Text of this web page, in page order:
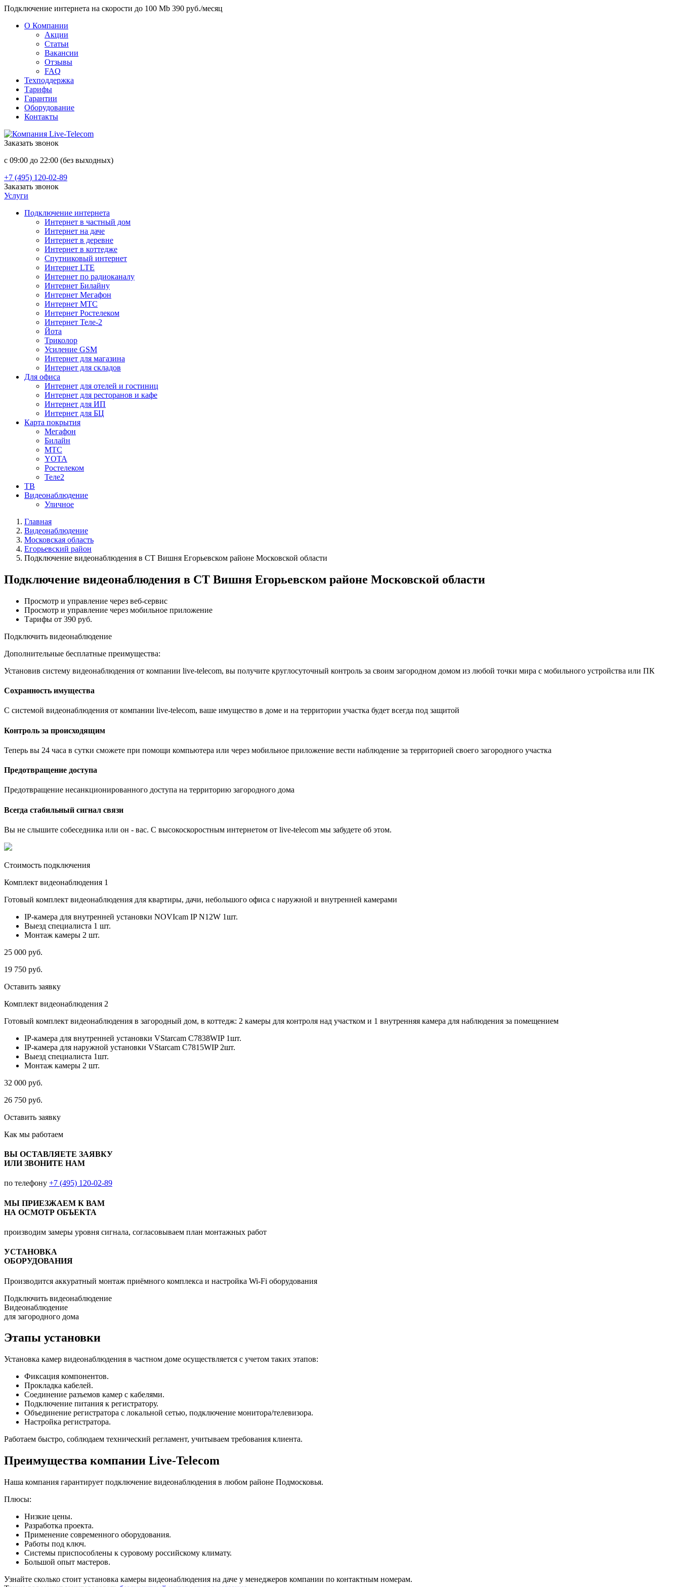
Подключение интернета на скорости до 100 Mb 390 руб./месяц
О Компании
Акции
Статьи
Вакансии
Отзывы
FAQ
Техподдержка
Тарифы
Гарантии
Оборудование
Контакты
Заказать звонок
с 09:00 до 22:00 (без выходных)
+7 (495) 120-02-89
Заказать звонок
Услуги
Подключение интернета
Интернет в частный дом
Интернет на даче
Интернет в деревне
Интернет в коттедже
Спутниковый интернет
Интернет LTE
Интернет по радиоканалу
Интернет Билайну
Интернет Мегафон
Интернет МТС
Интернет Ростелеком
Интернет Теле-2
Йота
Триколор
Усиление GSM
Интернет для магазина
Интернет для складов
Для офиса
Интернет для отелей и гостиниц
Интернет для ресторанов и кафе
Интернет для ИП
Интернет для БЦ
Карта покрытия
Мегафон
Билайн
МТС
YOTA
Ростелеком
Теле2
ТВ
Видеонаблюдение
Уличное
Главная
Видеонаблюдение
Московская область
Егорьевский район
Подключение видеонаблюдения в СТ Вишня Егорьевском районе Московской области
Подключение видеонаблюдения в СТ Вишня Егорьевском районе Московской области
Просмотр и управление через веб-сервис
Просмотр и управление через мобильное приложение
Тарифы от 390 руб.
Подключить видеонаблюдение
Дополнительные бесплатные преимущества:
Установив систему видеонаблюдения от компании live-telecom, вы получите круглосуточный контроль за своим загородном домом из любой точки мира с мобильного устройства или ПК
Сохранность имущества
С системой видеонаблюдения от компании live-telecom, ваше имущество в доме и на территории участка будет всегда под защитой
Контроль за происходящим
Теперь вы 24 часа в сутки сможете при помощи компьютера или через мобильное приложение вести наблюдение за территорией своего загородного участка
Предотвращение доступа
Предотвращение несанкционированного доступа на территорию загородного дома
Всегда стабильный сигнал связи
Вы не слышите собеседника или он - вас. С высокоскоростным интернетом от live-telecom мы забудете об этом.
Стоимость подключения
Комплект видеонаблюдения 1
Готовый комплект видеонаблюдения для квартиры, дачи, небольшого офиса с наружной и внутренней камерами
IP-камера для внутренней установки NOVIcam IP N12W 1шт.
Выезд специалиста 1 шт.
Монтаж камеры 2 шт.
25 000 руб.
19 750 руб.
Оставить заявку
Комплект видеонаблюдения 2
Готовый комплект видеонаблюдения в загородный дом, в коттедж: 2 камеры для контроля над участком и 1 внутренняя камера для наблюдения за помещением
IP-камера для внутренней установки VStarcam C7838WIP 1шт.
IP-камера для наружной установки VStarcam C7815WIP 2шт.
Выезд специалиста 1шт.
Монтаж камеры 2 шт.
32 000 руб.
26 750 руб.
Оставить заявку
Как мы работаем
ВЫ ОСТАВЛЯЕТЕ ЗАЯВКУ
ИЛИ ЗВОНИТЕ НАМ
по телефону +7 (495) 120-02-89
МЫ ПРИЕЗЖАЕМ К ВАМ
НА ОСМОТР ОБЪЕКТА
производим замеры уровня сигнала, согласовываем план монтажных работ
УСТАНОВКА
ОБОРУДОВАНИЯ
Производится аккуратный монтаж приёмного комплекса и настройка Wi-Fi оборудования
Подключить видеонаблюдение
Видеонаблюдение
для загородного дома
Этапы установки
Установка камер видеонаблюдения в частном доме осуществляется с учетом таких этапов:
Фиксация компонентов.
Прокладка кабелей.
Соединение разъемов камер с кабелями.
Подключение питания к регистратору.
Объединение регистратора с локальной сетью, подключение монитора/телевизора.
Настройка регистратора.
Работаем быстро, соблюдаем технический регламент, учитываем требования клиента.
Преимущества компании Live-Telecom
Наша компания гарантирует подключение видеонаблюдения в любом районе Подмосковья.
Плюсы:
Низкие цены.
Разработка проекта.
Применение современного оборудования.
Работы под ключ.
Системы приспособлены к суровому российскому климату.
Большой опыт мастеров.
Узнайте сколько стоит установка камеры видеонаблюдения на даче у менеджеров компании по контактным номерам.